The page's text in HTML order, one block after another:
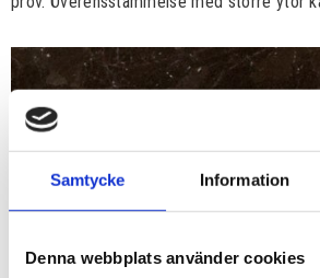
Samtycke Information
Denna webbplats använder cookies